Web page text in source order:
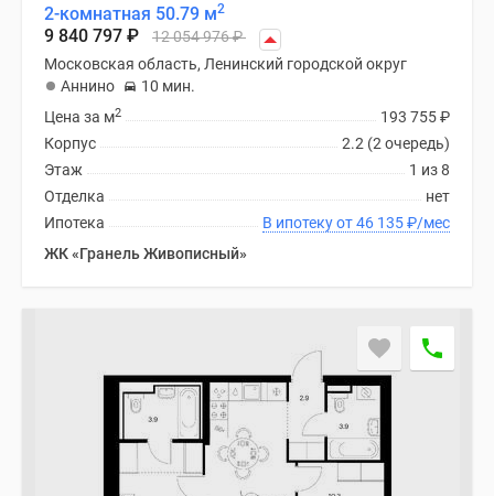
2-комнатная 50.79 м2
9 840 797 ₽ 12 054 976₽
Московская область, Ленинский городской округ
Аннино
10 мин.
193 755₽
Цена за м2
2.2 (2 очередь)
Корпус
1 из 8
Этаж
нет
Отделка
В ипотеку от 46 135₽/мес
Ипотека
ЖК «Гранель Живописный»